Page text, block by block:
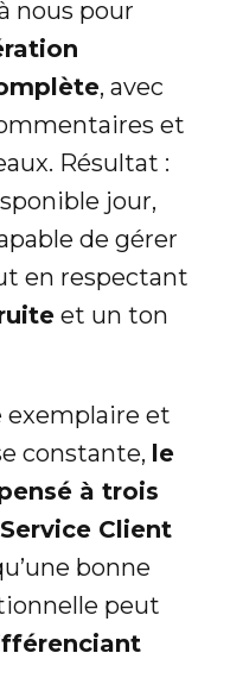
nous pour
, avec
et
Résultat :
jour,
de gérer
en respectant
et un ton
exemplaire et
constante, le
à trois
Client
bonne
peut